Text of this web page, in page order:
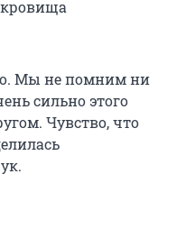
Мы не помним ни
сильно этого
Чувство, что